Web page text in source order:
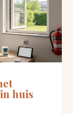
huis